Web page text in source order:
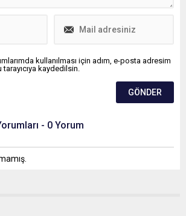
kullanılması için adım, e-posta adresim
kaydedilsin.
- 0 Yorum